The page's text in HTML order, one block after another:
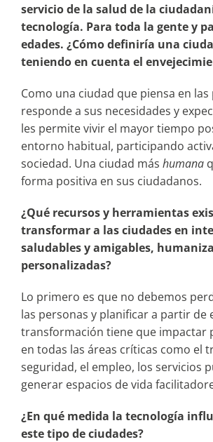
servicio de la salud de la
tecnología. Para toda la gente y
edades. ¿Cómo definiría una
teniendo en cuenta el
Como una ciudad que piensa en
responde a sus necesidades y
les permite vivir el mayor tiempo
entorno habitual, participando
sociedad. Una ciudad más humana
forma positiva en sus ciudadanos.
¿Qué recursos y herramientas
transformar a las ciudades en
saludables y amigables,
personalizadas?
Lo primero es que no debemos
las personas y planificar a partir de
transformación tiene que impactar
en todas las áreas críticas como el
seguridad, el empleo, los servicios
generar espacios de vida
¿En qué medida la tecnología
este tipo de ciudades?